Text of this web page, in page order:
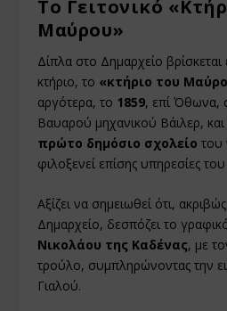
Το Γειτονικό
Μαύρου»
Δίπλα στο Δημαρχείο
κτήριο, το «κτήριο του
αργότερα, το 1859, επί Όθωνα,
Βαυαρού μηχανικού Βάιλερ,
πρώτο δημόσιο σχολείο του
φιλοξενεί επίσης υπηρεσίες
Αξίζει να σημειωθεί ότι,
Δημαρχείο, δεσπόζει το
Νικολάου της Καδένας, με
τρούλο, συμπληρώνοντας την
Γιαλού.